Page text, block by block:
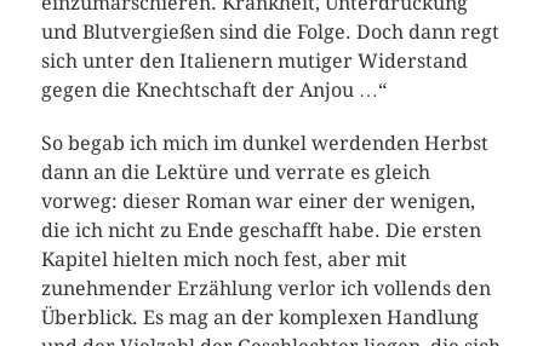
und Blutvergießen sind die Folge. Doch dann regt
sich unter den Italienern mutiger Widerstand
gegen die Knechtschaft der Anjou …“
So begab ich mich im dunkel werdenden Herbst
dann an die Lektüre und verrate es gleich
vorweg: dieser Roman war einer der wenigen,
die ich nicht zu Ende geschafft habe. Die ersten
Kapitel hielten mich noch fest, aber mit
zunehmender Erzählung verlor ich vollends den
Überblick. Es mag an der komplexen Handlung